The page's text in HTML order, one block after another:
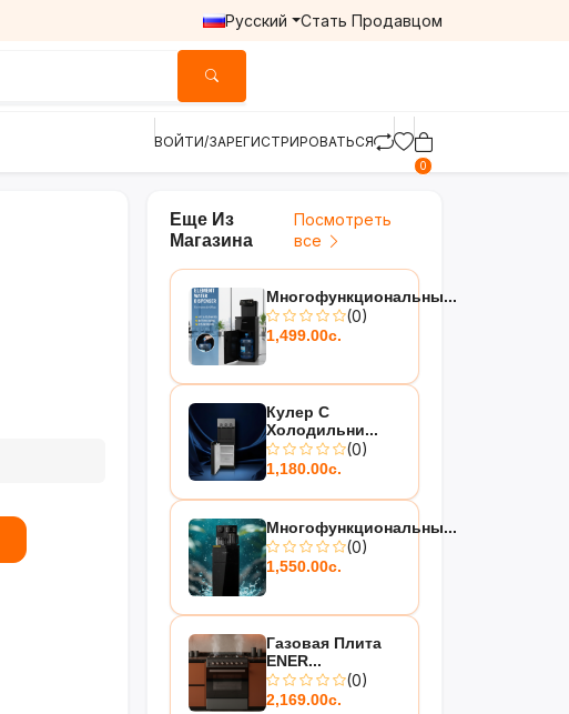
Русский Стать Продавцом
ВОЙТИ/ЗАРЕГИСТРИРОВАТЬСЯ
0
Еще Из
Магазина
Посмотреть
все
Многофункциональны...
(0)
1,499.00с.
Кулер С
Холодильни...
(0)
1,180.00с.
Многофункциональны...
(0)
1,550.00с.
Газовая Плита
ENER...
(0)
2,169.00с.